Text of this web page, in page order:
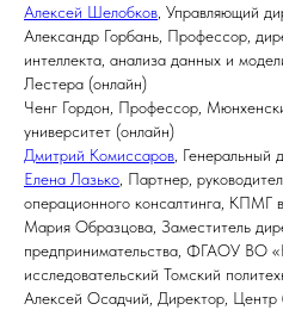
Алексей Шелобков , Управляющий
Александр Горбань, Профессор,
интеллекта, анализа данных и
Лестера (онлайн)
Ченг Гордон, Профессор,
университет (онлайн)
Дмитрий Комиссаров ,
Елена Лазько , Партнер,
операционного консалтинга, КПМГ
Мария Образцова, Заместитель
предпринимательства, ФГАОУ ВО
исследовательский Томский
Алексей Осадчий, Директор, Центр